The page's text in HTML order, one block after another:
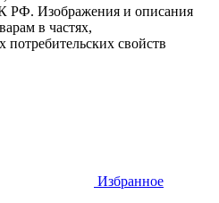
РФ. Изображения и описания
в частях,
свойств
Избранное